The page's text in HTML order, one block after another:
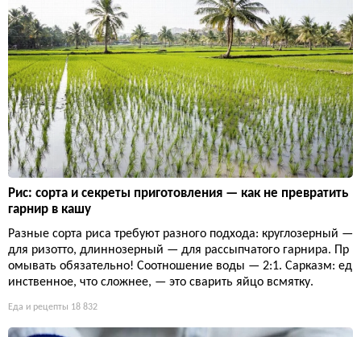
Рис: сорта и секреты приготовления — как не превратить
гарнир в кашу
Разные сорта риса требуют разного подхода: круглозерный —
для ризотто, длиннозерный — для рассыпчатого гарнира. Пр
омывать обязательно! Соотношение воды — 2:1. Сарказм: ед
инственное, что сложнее, — это сварить яйцо всмятку.
Еда и рецепты 18 832